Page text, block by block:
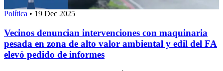
Política • 19 Dec 2025
Vecinos denuncian intervenciones con maquinaria
pesada en zona de alto valor ambiental y edil del FA
elevó pedido de informes